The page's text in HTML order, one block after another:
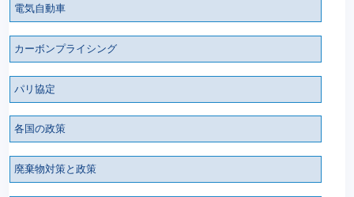
電気自動車
カーボンプライシング
パリ協定
各国の政策
廃棄物対策と政策